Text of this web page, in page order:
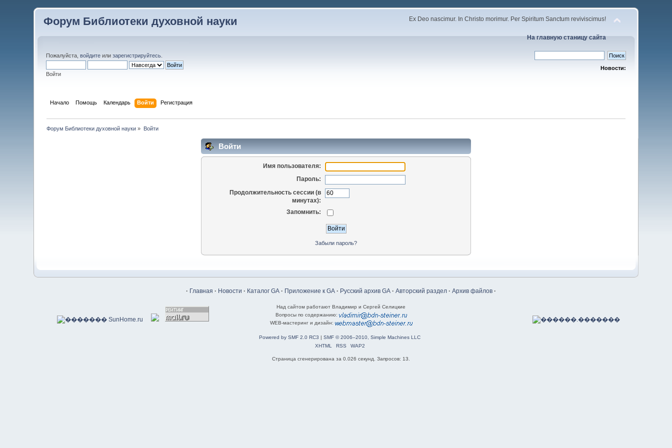
Форум Библиотеки духовной науки Ex Deo nascimur. In Christo morimur. Per Spiritum Sanctum reviviscimus!
На главную станицу сайта
Пожалуйста,войдите илизарегистрируйтесь
Войти
Новости:
Начало Помощь Календарь Войти Регистрация
Форум Библиотеки духовной науки » Войти
Войти
Имя пользователя:
Пароль:
Продолжительность сессии (в
минутах):
Запомнить:
Забыли пароль?
· Главная · Новости · Каталог GA · Приложение к GA · Русский архив GA · Авторский раздел · Архив файлов ·
Над сайтом работают Владимир и Сергей Селицкие
Вопросы по содержанию:
WEB-мастеринг и дизайн:
Powered by SMF 2.0 RC3
SMF © 2006–2010, Simple Machines LLC
XHTML
RSS WAP2
Страница сгенерирована за 0.026 секунд. Запросов: 13.